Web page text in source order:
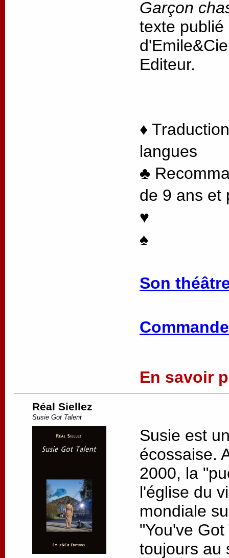
Garçon
texte
Editeur.
♦
langues
♣
de 9 ans et
♥
♠
Son
En savoir
Réal Siellez
Susie Got Talent
Susie est
écossaise.
2000, la
l'église du
mondiale
"You've
toujours au